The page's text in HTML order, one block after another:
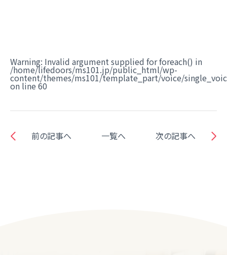
Warning: Invalid argument supplied for foreach() in
/home/lifedoors/ms101.jp/public_html/wp-
content/themes/ms101/template_part/voice/
on line 60
前の記事へ 一覧へ 次の記事へ